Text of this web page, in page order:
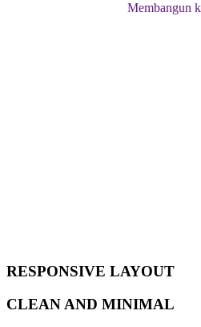
Membangun
RESPONSIVE LAYOUT
CLEAN AND MINIMAL